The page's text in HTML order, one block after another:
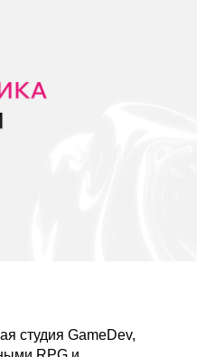
студия GameDev,